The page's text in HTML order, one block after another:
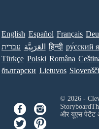
English Español Français
עברית العَرَبِيَّة हिन्दी ру́сский
Türkçe Polski Româna
български Lietuvos
© 2026 -
और यूएस पेटेंट